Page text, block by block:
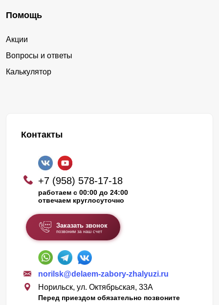
Помощь
Акции
Вопросы и ответы
Калькулятор
Контакты
+7 (958) 578-17-18
работаем с 00:00 до 24:00
отвечаем круглосуточно
Заказать звонок
позвоним за наш счет
norilsk@delaem-zabory-zhalyuzi.ru
Норильск, ул. Октябрьская, 33А
Перед приездом обязательно позвоните